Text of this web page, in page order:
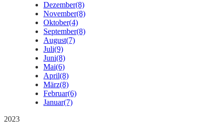
Dezember(8)
November(8)
Oktober(4)
September(8)
August(7)
Juli(9)
Juni(8)
Mai(6)
April(8)
März(8)
Februar(6)
Januar(7)
2023